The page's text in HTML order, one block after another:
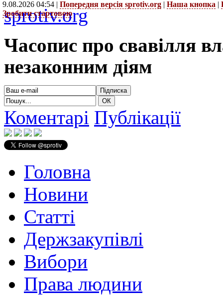
9.08.2026 04:54 | Попередня версія sprotiv.org | Наша кнопка |
Зробити стартовою
sprotiv.org
Часопис про свавілля
незаконним діям
Коментарі Публікації
Головна
Новини
Статті
Держзакупівлі
Вибори
Права людини